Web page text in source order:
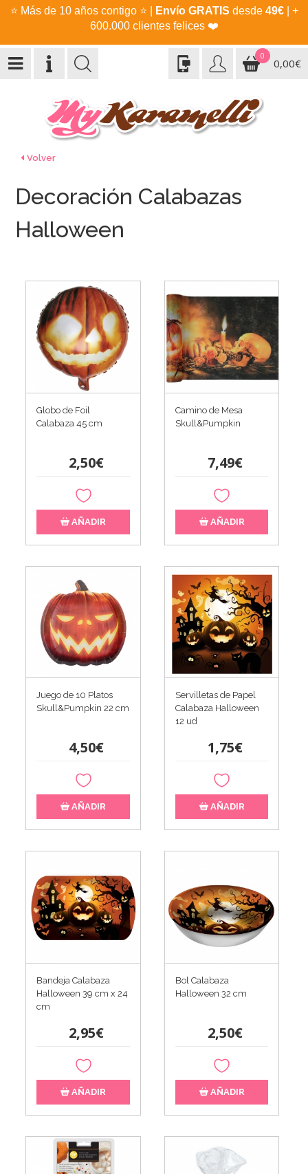
⭐ Más de 10 años contigo ⭐ Envío GRATIS desde 49€| +
600.000 clientes felices ❤️
0
0,00€
Volver
Decoración Calabazas
Halloween
Globo de Foil
Calabaza 45 cm
2,50€
AÑADIR
Camino de Mesa
Skull&Pumpkin
7,49€
AÑADIR
Juego de 10 Platos
Skull&Pumpkin 22 cm
4,50€
AÑADIR
Servilletas de Papel
Calabaza Halloween
12 ud
1,75€
AÑADIR
Bandeja Calabaza
Halloween 39 cm x 24
cm
2,95€
AÑADIR
Bol Calabaza
Halloween 32 cm
2,50€
AÑADIR